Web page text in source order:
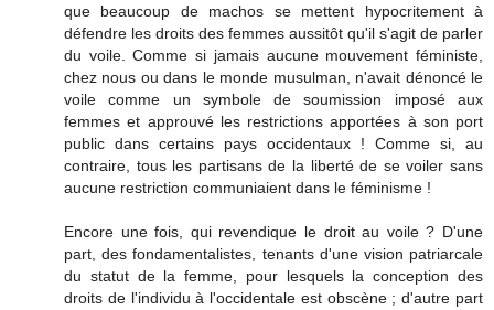
que beaucoup de machos se mettent hypocritement à
défendre les droits des femmes aussitôt qu'il s'agit de parler
du voile. Comme si jamais aucune mouvement féministe,
chez nous ou dans le monde musulman, n'avait dénoncé le
voile comme un symbole de soumission imposé aux
femmes et approuvé les restrictions apportées à son port
public dans certains pays occidentaux ! Comme si, au
contraire, tous les partisans de la liberté de se voiler sans
aucune restriction communiaient dans le féminisme !
Encore une fois, qui revendique le droit au voile ? D'une
part, des fondamentalistes, tenants d'une vision patriarcale
du statut de la femme, pour lesquels la conception des
droits de l'individu à l'occidentale est obscène ; d'autre part